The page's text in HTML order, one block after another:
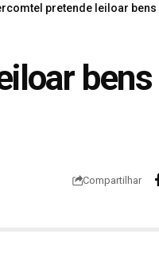
pretende leiloar
Compartilhar